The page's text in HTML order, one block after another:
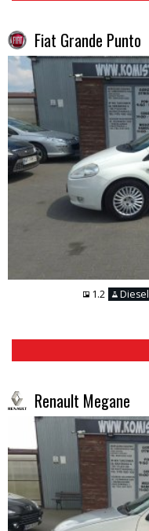
Fiat Grande Punto
1.2 Diesel
Renault Megane